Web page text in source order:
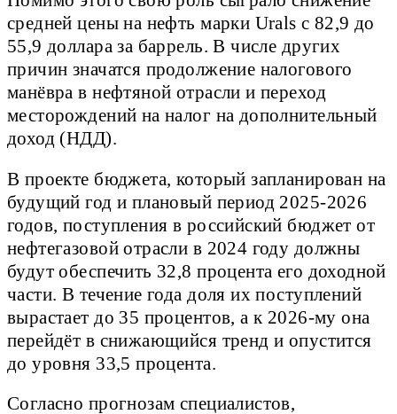
средней цены на нефть марки Urals с 82,9 до
55,9 доллара за баррель. В числе других
причин значатся продолжение налогового
манёвра в нефтяной отрасли и переход
месторождений на налог на дополнительный
доход (НДД).
В проекте бюджета, который запланирован на
будущий год и плановый период 2025-2026
годов, поступления в российский бюджет от
нефтегазовой отрасли в 2024 году должны
будут обеспечить 32,8 процента его доходной
части. В течение года доля их поступлений
вырастает до 35 процентов, а к 2026-му она
перейдёт в снижающийся тренд и опустится
до уровня 33,5 процента.
Согласно прогнозам специалистов,